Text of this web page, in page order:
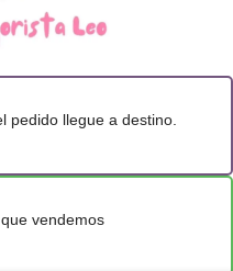
pedido llegue a destino.
vendemos